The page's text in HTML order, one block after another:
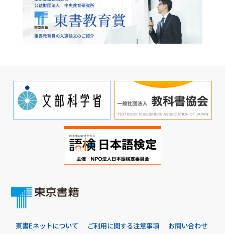
東書Eネットについて ご利用に関する注意事項
お問い合わせ